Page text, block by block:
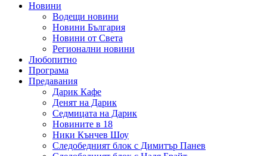
Новини
Водещи новини
Новини България
Новини от Света
Регионални новини
Любопитно
Програма
Предавания
Дарик Кафе
Денят на Дарик
Седмицата на Дарик
Новините в 18
Ники Кънчев Шоу
Следобедният блок с Димитър Панев